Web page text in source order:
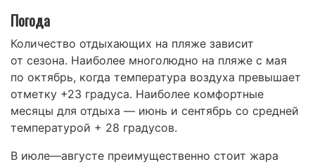
Погода
Количество отдыхающих на пляже зависит
от сезона. Наиболее многолюдно на пляже с мая
по октябрь, когда температура воздуха превышает
отметку +23 градуса. Наиболее комфортные
месяцы для отдыха — июнь и сентябрь со средней
температурой + 28 градусов.
В июле—августе преимущественно стоит жара